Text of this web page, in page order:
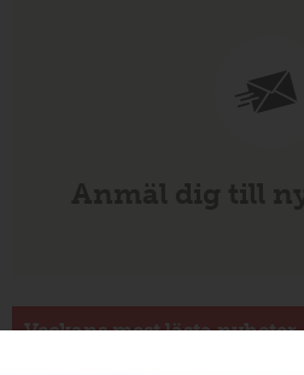
Veckans mest lästa nyheter